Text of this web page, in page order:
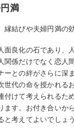
満
縁結びや夫婦円満の
面良化の石であり、
関係だけでなく恋人
ーとの絆がさらに深
世代の命を授かれる
付けて考えられるた
ます。お付き合いか
と考えてよいでしょう